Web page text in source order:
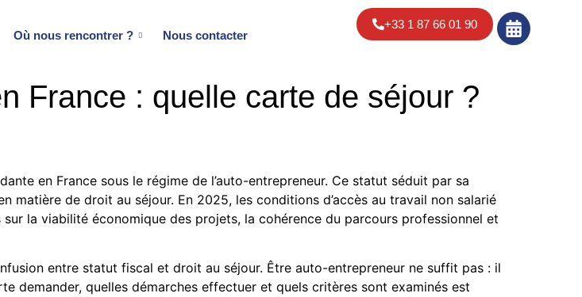
Où nous rencontrer ? Nous contacter
+33 1 87 66 01 90
France : quelle carte de séjour ?
en France sous le régime de l’auto-entrepreneur. Ce statut séduit par sa
matière de droit au séjour. En 2025, les conditions d’accès au travail non salarié
la viabilité économique des projets, la cohérence du parcours professionnel et
entre statut fiscal et droit au séjour. Être auto-entrepreneur ne suffit pas : il
demander, quelles démarches effectuer et quels critères sont examinés est